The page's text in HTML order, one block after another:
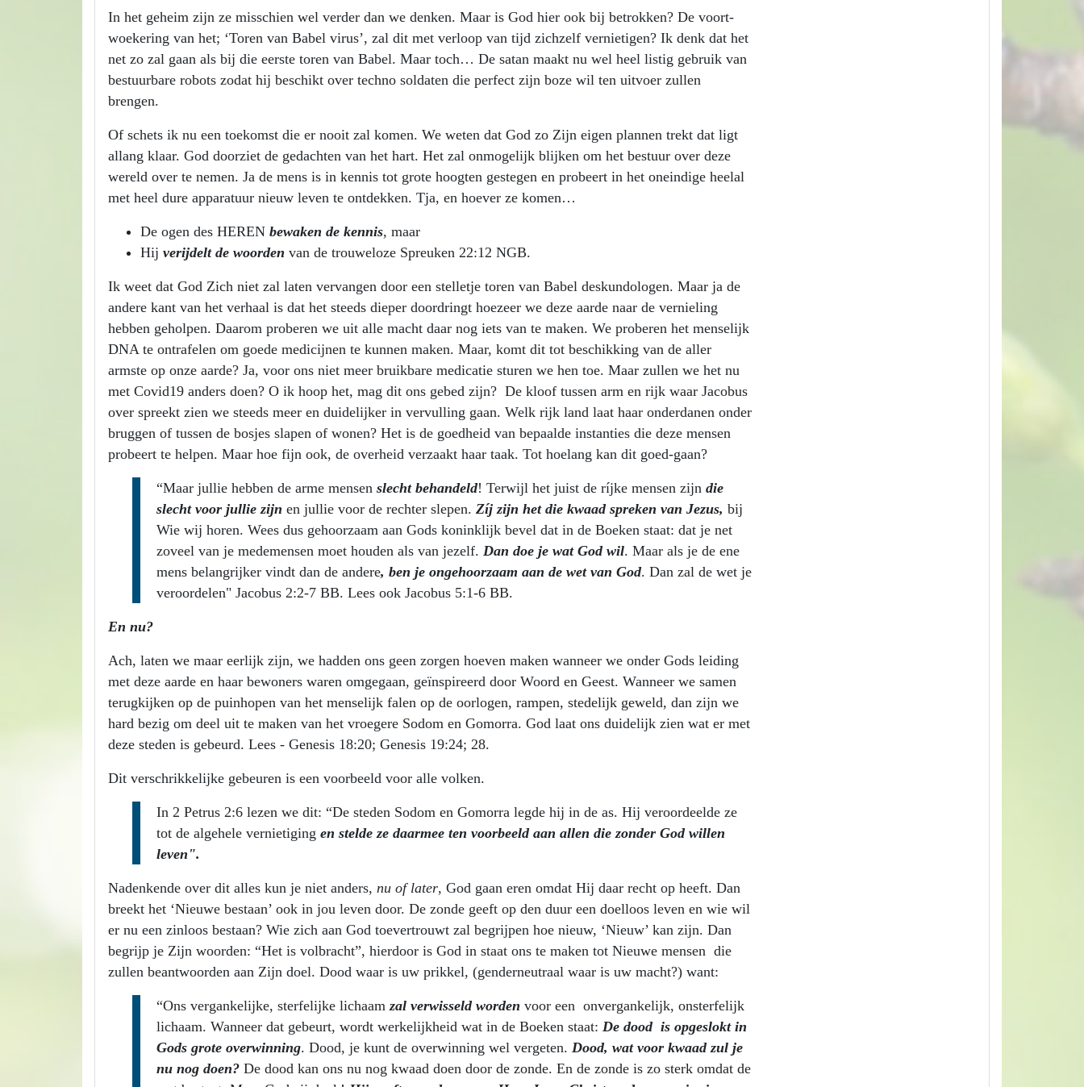
In het geheim zijn ze misschien wel verder dan we denken. Maar is God hier ook bij betrokken? De voort-
woekering van het; ‘Toren van Babel virus’, zal dit met verloop van tijd zichzelf vernietigen? Ik denk dat het
net zo zal gaan als bij die eerste toren van Babel. Maar toch… De satan maakt nu wel heel listig gebruik van
bestuurbare robots zodat hij beschikt over techno soldaten die perfect zijn boze wil ten uitvoer zullen
brengen.
Of schets ik nu een toekomst die er nooit zal komen. We weten dat God zo Zijn eigen plannen trekt dat ligt
allang klaar. God doorziet de gedachten van het hart. Het zal onmogelijk blijken om het bestuur over deze
wereld over te nemen. Ja de mens is in kennis tot grote hoogten gestegen en probeert in het oneindige heelal
met heel dure apparatuur nieuw leven te ontdekken. Tja, en hoever ze komen…
De ogen des HEREN bewaken de kennis, maar
Hij verijdelt de woorden van de trouweloze Spreuken 22:12 NGB.
Ik weet dat God Zich niet zal laten vervangen door een stelletje toren van Babel deskundologen. Maar ja de
andere kant van het verhaal is dat het steeds dieper doordringt hoezeer we deze aarde naar de vernieling
hebben geholpen. Daarom proberen we uit alle macht daar nog iets van te maken. We proberen het menselijk
DNA te ontrafelen om goede medicijnen te kunnen maken. Maar, komt dit tot beschikking van de aller
armste op onze aarde? Ja, voor ons niet meer bruikbare medicatie sturen we hen toe. Maar zullen we het nu
met Covid19 anders doen? O ik hoop het, mag dit ons gebed zijn? De kloof tussen arm en rijk waar Jacobus
over spreekt zien we steeds meer en duidelijker in vervulling gaan. Welk rijk land laat haar onderdanen onder
bruggen of tussen de bosjes slapen of wonen? Het is de goedheid van bepaalde instanties die deze mensen
probeert te helpen. Maar hoe fijn ook, de overheid verzaakt haar taak. Tot hoelang kan dit goed-gaan?
“Maar jullie hebben de arme mensen slecht behandeld! Terwijl het juist de ríjke mensen zijn die
slecht voor jullie zijn en jullie voor de rechter slepen. Zíj zijn het die kwaad spreken van Jezus, bij
Wie wij horen. Wees dus gehoorzaam aan Gods koninklijk bevel dat in de Boeken staat: dat je net
zoveel van je medemensen moet houden als van jezelf. Dan doe je wat God wil. Maar als je de ene
mens belangrijker vindt dan de andere, ben je ongehoorzaam aan de wet van God. Dan zal de wet je
veroordelen" Jacobus 2:2-7 BB. Lees ook Jacobus 5:1-6 BB.
En nu?
Ach, laten we maar eerlijk zijn, we hadden ons geen zorgen hoeven maken wanneer we onder Gods leiding
met deze aarde en haar bewoners waren omgegaan, geïnspireerd door Woord en Geest. Wanneer we samen
terugkijken op de puinhopen van het menselijk falen op de oorlogen, rampen, stedelijk geweld, dan zijn we
hard bezig om deel uit te maken van het vroegere Sodom en Gomorra. God laat ons duidelijk zien wat er met
deze steden is gebeurd. Lees - Genesis 18:20; Genesis 19:24; 28.
Dit verschrikkelijke gebeuren is een voorbeeld voor alle volken.
In 2 Petrus 2:6 lezen we dit: “De steden Sodom en Gomorra legde hij in de as. Hij veroordeelde ze
tot de algehele vernietiging en stelde ze daarmee ten voorbeeld aan allen die zonder God willen
leven".
Nadenkende over dit alles kun je niet anders, nu of later, God gaan eren omdat Hij daar recht op heeft. Dan
breekt het ‘Nieuwe bestaan’ ook in jou leven door. De zonde geeft op den duur een doelloos leven en wie wil
er nu een zinloos bestaan? Wie zich aan God toevertrouwt zal begrijpen hoe nieuw, ‘Nieuw’ kan zijn. Dan
begrijp je Zijn woorden: “Het is volbracht”, hierdoor is God in staat ons te maken tot Nieuwe mensen die
zullen beantwoorden aan Zijn doel. Dood waar is uw prikkel, (genderneutraal waar is uw macht?) want:
“Ons vergankelijke, sterfelijke lichaamzal verwisseld worden voor een onvergankelijk, onsterfelijk
lichaam. Wanneer dat gebeurt, wordt werkelijkheid wat in de Boeken staat: De dood is opgeslokt in
Gods grote overwinning. Dood, je kunt de overwinning wel vergeten. Dood, wat voor kwaad zul je
nu nog doen? De dood kan ons nu nog kwaad doen door de zonde. En de zonde is zo sterk omdat de